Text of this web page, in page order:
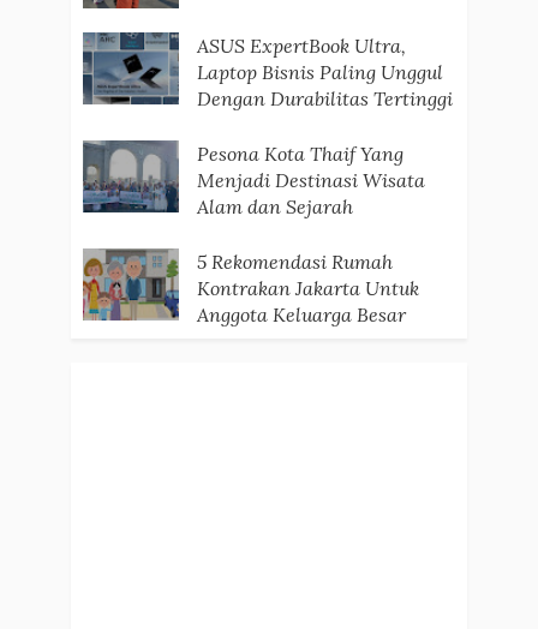
ASUS ExpertBook Ultra,
Laptop Bisnis Paling Unggul
Dengan Durabilitas Tertinggi
Pesona Kota Thaif Yang
Menjadi Destinasi Wisata
Alam dan Sejarah
5 Rekomendasi Rumah
Kontrakan Jakarta Untuk
Anggota Keluarga Besar